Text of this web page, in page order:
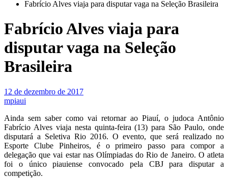
Fabrício Alves viaja para disputar vaga na Seleção Brasileira
Fabrício Alves viaja para
disputar vaga na Seleção
Brasileira
12 de dezembro de 2017
mpiaui
Ainda sem saber como vai retornar ao Piauí, o judoca Antônio
Fabrício Alves viaja nesta quinta-feira (13) para São Paulo, onde
disputará a Seletiva Rio 2016. O evento, que será realizado no
Esporte Clube Pinheiros, é o primeiro passo para compor a
delegação que vai estar nas Olímpiadas do Rio de Janeiro. O atleta
foi o único piauiense convocado pela CBJ para disputar a
competição.